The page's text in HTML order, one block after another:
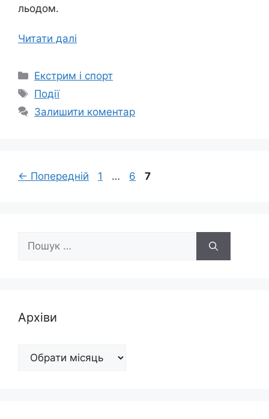
льодом.
Читати далі
Категорії
Екстрим і спорт
Позначки
Події
Залишити коментар
← Попередній Сторінка
1 … Сторінка
6 Сторінка
7
Пошук:
Архіви
Архіви